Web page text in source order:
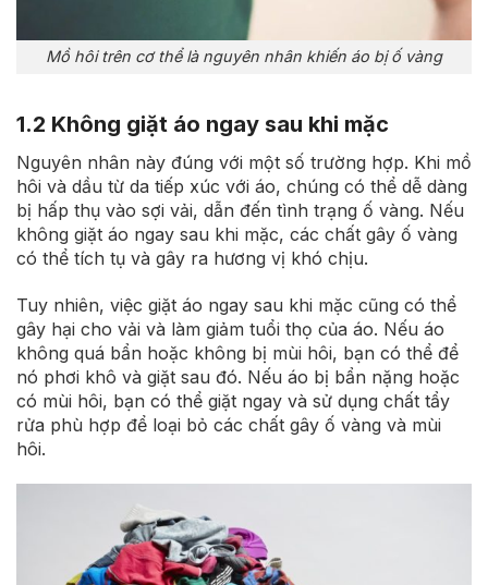
Mồ hôi trên cơ thể là nguyên nhân khiến áo bị ố vàng
1.2 Không giặt áo ngay sau khi mặc
Nguyên nhân này đúng với một số trường hợp. Khi mồ
hôi và dầu từ da tiếp xúc với áo, chúng có thể dễ dàng
bị hấp thụ vào sợi vải, dẫn đến tình trạng ố vàng. Nếu
không giặt áo ngay sau khi mặc, các chất gây ố vàng
có thể tích tụ và gây ra hương vị khó chịu.
Tuy nhiên, việc giặt áo ngay sau khi mặc cũng có thể
gây hại cho vải và làm giảm tuổi thọ của áo. Nếu áo
không quá bẩn hoặc không bị mùi hôi, bạn có thể để
nó phơi khô và giặt sau đó. Nếu áo bị bẩn nặng hoặc
có mùi hôi, bạn có thể giặt ngay và sử dụng chất tẩy
rửa phù hợp để loại bỏ các chất gây ố vàng và mùi
hôi.